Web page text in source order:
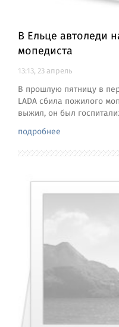
В Ельце автоледи
мопедиста
13:13, 23 апрель
В прошлую пятницу в
LADA сбила пожилого
выжил, он был
подробнее